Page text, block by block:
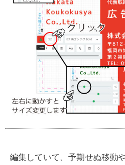
編集していて、予期せぬ移動